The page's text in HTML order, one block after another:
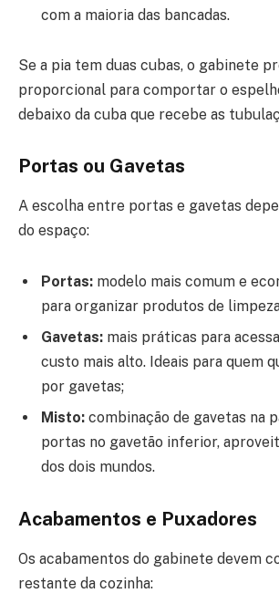
com a maioria das bancadas.
Se a pia tem duas cubas, o gabinete
proporcional para comportar o
debaixo da cuba que recebe as
Portas ou Gavetas
A escolha entre portas e gavetas
do espaço:
Portas: modelo mais comum e
para organizar produtos de
Gavetas: mais práticas para
custo mais alto. Ideais para quem
por gavetas;
Misto: combinação de gavetas na
portas no gavetão inferior,
dos dois mundos.
Acabamentos e Puxadores
Os acabamentos do gabinete devem
restante da cozinha: